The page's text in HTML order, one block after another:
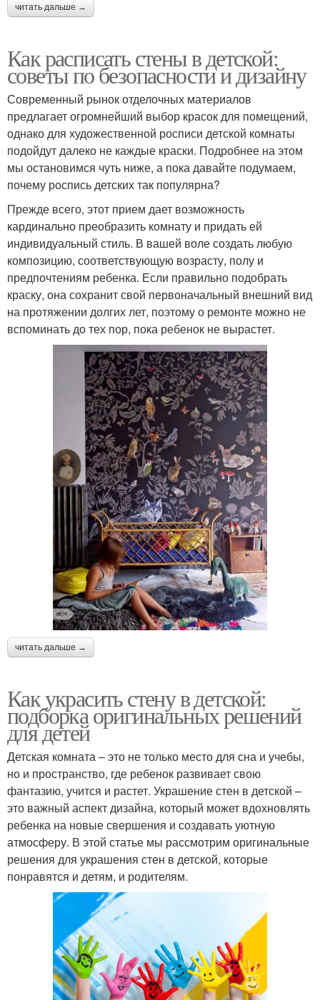
читать дальше →
Как расписать стены в детской:
советы по безопасности и дизайну
Современный рынок отделочных материалов
предлагает огромнейший выбор красок для помещений,
однако для художественной росписи детской комнаты
подойдут далеко не каждые краски. Подробнее на этом
мы остановимся чуть ниже, а пока давайте подумаем,
почему роспись детских так популярна?
Прежде всего, этот прием дает возможность
кардинально преобразить комнату и придать ей
индивидуальный стиль. В вашей воле создать любую
композицию, соответствующую возрасту, полу и
предпочтениям ребенка. Если правильно подобрать
краску, она сохранит свой первоначальный внешний вид
на протяжении долгих лет, поэтому о ремонте можно не
вспоминать до тех пор, пока ребенок не вырастет.
читать дальше →
Как украсить стену в детской:
подборка оригинальных решений
для детей
Детская комната – это не только место для сна и учебы,
но и пространство, где ребенок развивает свою
фантазию, учится и растет. Украшение стен в детской –
это важный аспект дизайна, который может вдохновлять
ребенка на новые свершения и создавать уютную
атмосферу. В этой статье мы рассмотрим оригинальные
решения для украшения стен в детской, которые
понравятся и детям, и родителям.